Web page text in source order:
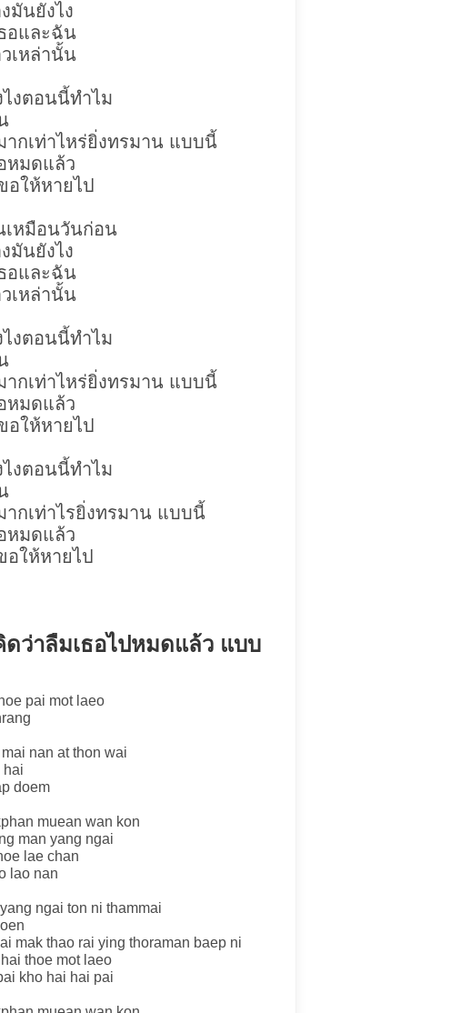
มันยังไง
อและฉัน
เหล่านั้น
ไงตอนนี้ทำไม
ากเท่าไหร่ยิ่งทรมาน แบบนี้
หมดแล้ว
อให้หายไป
หมือนวันก่อน
มันยังไง
อและฉัน
เหล่านั้น
ไงตอนนี้ทำไม
ากเท่าไหร่ยิ่งทรมาน แบบนี้
หมดแล้ว
อให้หายไป
ไงตอนนี้ทำไม
ากเท่าไรยิ่งทรมาน แบบนี้
หมดแล้ว
อให้หายไป
ดว่าลืมเธอไปหมดแล้ว แบบ
pai mot laeo
nan at thon wai
hai
doem
muean wan kon
man yang ngai
lae chan
lao nan
ngai ton ni thammai
mak thao rai ying thoraman baep ni
thoe mot laeo
kho hai hai pai